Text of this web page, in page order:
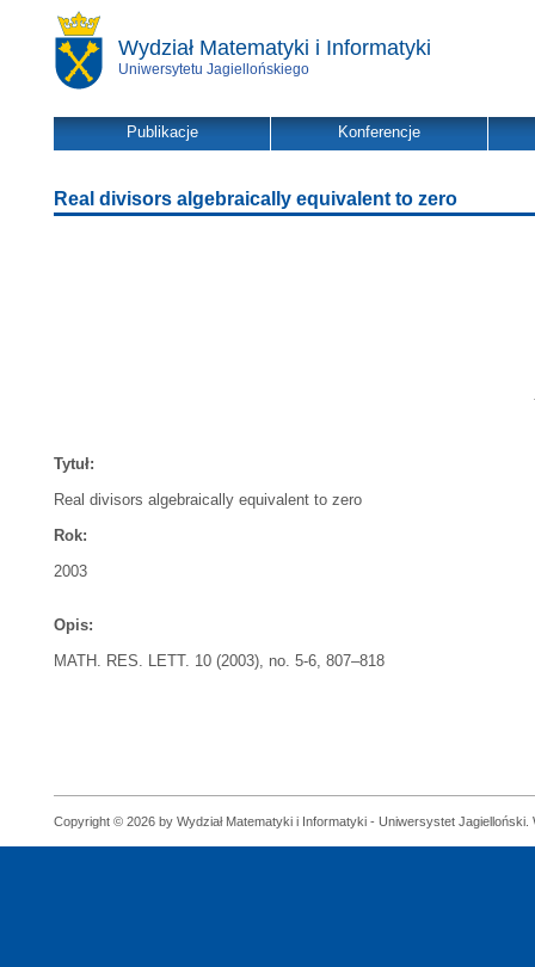
Wydział Matematyki i Informatyki
Uniwersytetu Jagiellońskiego
Publikacje Konferencje
Real divisors algebraically equivalent to zero
Tytuł:
Real divisors algebraically equivalent to zero
Rok:
2003
Opis:
MATH. RES. LETT. 10 (2003), no. 5-6, 807–818
Copyright © 2026 by Wydział Matematyki i Informatyki - Uniwersystet